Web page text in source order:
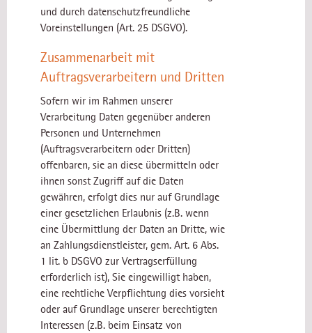
und durch datenschutzfreundliche
Voreinstellungen (Art. 25 DSGVO).
Zusammenarbeit mit
Auftragsverarbeitern und Dritten
Sofern wir im Rahmen unserer
Verarbeitung Daten gegenüber anderen
Personen und Unternehmen
(Auftragsverarbeitern oder Dritten)
offenbaren, sie an diese übermitteln oder
ihnen sonst Zugriff auf die Daten
gewähren, erfolgt dies nur auf Grundlage
einer gesetzlichen Erlaubnis (z.B. wenn
eine Übermittlung der Daten an Dritte, wie
an Zahlungsdienstleister, gem. Art. 6 Abs.
1 lit. b DSGVO zur Vertragserfüllung
erforderlich ist), Sie eingewilligt haben,
eine rechtliche Verpflichtung dies vorsieht
oder auf Grundlage unserer berechtigten
Interessen (z.B. beim Einsatz von